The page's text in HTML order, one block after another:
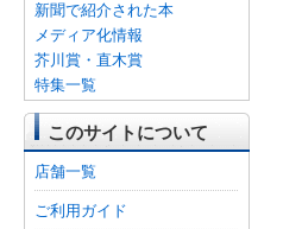
新聞で紹介された本
メディア化情報
芥川賞・直木賞
特集一覧
このサイトについて
店舗一覧
ご利用ガイド